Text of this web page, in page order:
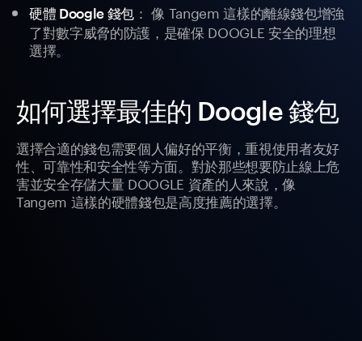
硬體 Doogle 錢包： 像 Tangem 這樣的離線錢包增強
了對數字威脅的防護，是確保 DOOGLE 安全的理想
選擇。
如何選擇最佳的 Doogle 錢包
選擇合適的錢包需要個人偏好的平衡，重視使用者友好
性、可靠性和安全性等方面。對於那些想要防止線上危
害並安全存儲大量 DOOGLE 資產的人來說，像
Tangem 這樣的硬體錢包是高度推薦的選擇。